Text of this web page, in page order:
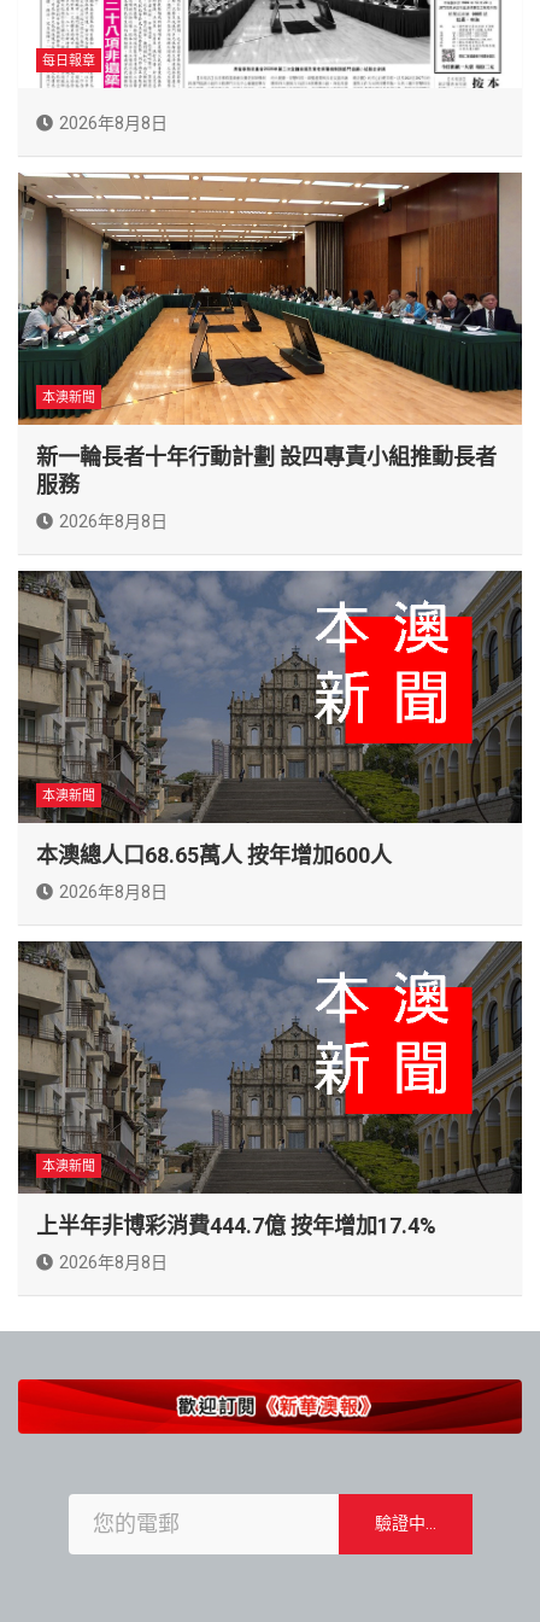
每日報章
2026年8月8日
本澳新聞
新一輪長者十年行動計劃 設四專責小組推動長者
服務
2026年8月8日
本澳新聞
本澳總人口68.65萬人 按年增加600人
2026年8月8日
本澳新聞
上半年非博彩消費444.7億 按年增加17.4%
2026年8月8日